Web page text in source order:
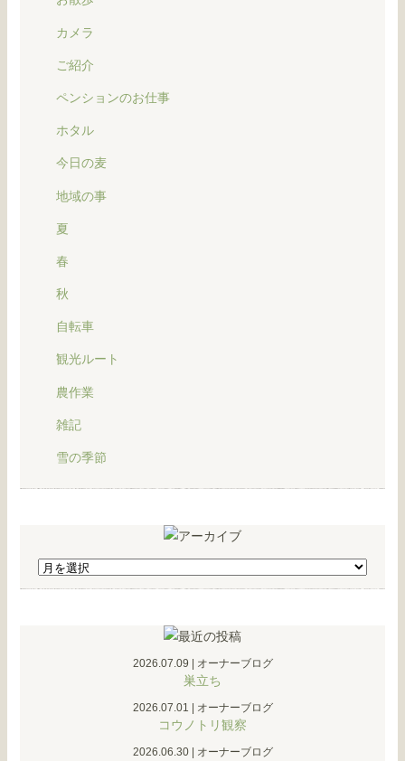
カメラ
ご紹介
ペンションのお仕事
ホタル
今日の麦
地域の事
夏
春
秋
自転車
観光ルート
農作業
雑記
雪の季節
2026.07.09 オーナーブログ
巣立ち
2026.07.01 オーナーブログ
コウノトリ観察
2026.06.30| オーナーブログ